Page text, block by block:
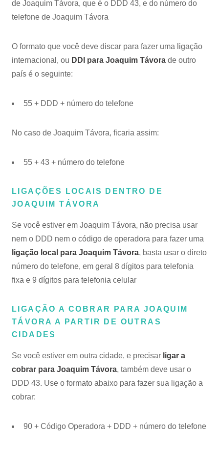
de Joaquim Távora, que é o DDD 43, e do número do
telefone de Joaquim Távora
O formato que você deve discar para fazer uma ligação
internacional, ou DDI para Joaquim Távora de outro
país é o seguinte:
55 + DDD + número do telefone
No caso de Joaquim Távora, ficaria assim:
55 + 43 + número do telefone
LIGAÇÕES LOCAIS DENTRO DE
JOAQUIM TÁVORA
Se você estiver em Joaquim Távora, não precisa usar
nem o DDD nem o código de operadora para fazer uma
ligação local para Joaquim Távora, basta usar o direto
número do telefone, em geral 8 dígitos para telefonia
fixa e 9 dígitos para telefonia celular
LIGAÇÃO A COBRAR PARA JOAQUIM
TÁVORA A PARTIR DE OUTRAS
CIDADES
Se você estiver em outra cidade, e precisar ligar a
cobrar para Joaquim Távora, também deve usar o
DDD 43. Use o formato abaixo para fazer sua ligação a
cobrar:
90 + Código Operadora + DDD + número do telefone